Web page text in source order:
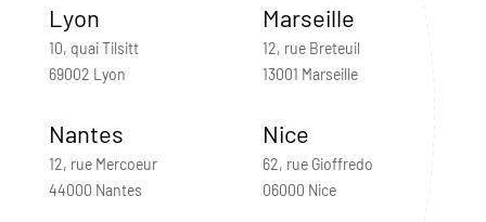
Lyon
10, quai Tilsitt
69002 Lyon
Marseille
12, rue Breteuil
13001 Marseille
Nantes
12, rue Mercoeur
44000 Nantes
Nice
62, rue Gioffredo
06000 Nice